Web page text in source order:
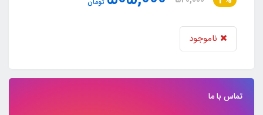
تومان
ناموجود
تماس با ما